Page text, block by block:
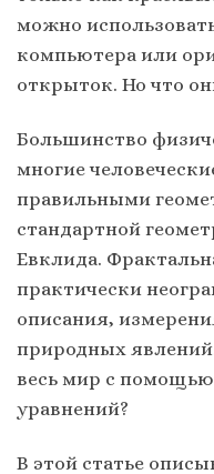
можно
компьютера или
открыток. Но что
Большинство
многие
правильными
стандартной
Евклида.
практически
описания,
природных
весь мир с
уравнений?
В этой статье